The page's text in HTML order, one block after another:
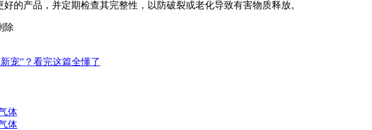
的产品，并定期检查其完整性，以防破裂或老化导致有害物质释放。
除
宠”？看完这篇全懂了
体
体